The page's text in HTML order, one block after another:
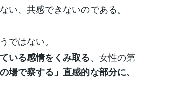
い、共感できないのである。
はない。
いる感情をくみ取る、女性の第
の場で察する」直感的な部分に、